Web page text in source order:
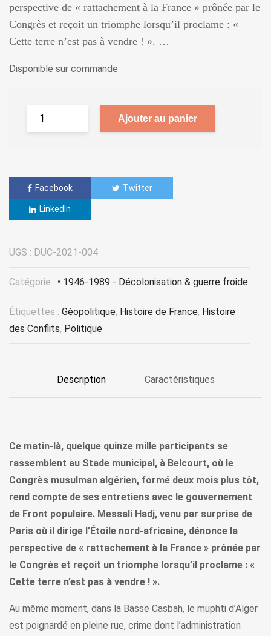
perspective de « rattachement à la France » prônée par le
Congrès et reçoit un triomphe lorsqu’il proclame : «
Cette terre n’est pas à vendre ! ». …
Disponible sur commande
Ajouter au panier
Facebook Twitter
LinkedIn
UGS : DUC-2021-004
Catégorie : • 1946-1989 - Décolonisation & guerre froide
Étiquettes : Géopolitique, Histoire de France, Histoire
des Conflits, Politique
Description Caractéristiques
Ce matin-là, quelque quinze mille participants se
rassemblent au Stade municipal, à Belcourt, où le
Congrès musulman algérien, formé deux mois plus tôt,
rend compte de ses entretiens avec le gouvernement
de Front populaire. Messali Hadj, venu par surprise de
Paris où il dirige l’Étoile nord-africaine, dénonce la
perspective de « rattachement à la France » prônée par
le Congrès et reçoit un triomphe lorsqu’il proclame : «
Cette terre n’est pas à vendre ! ».
Au même moment, dans la Basse Casbah, le muphti d’Alger
est poignardé en pleine rue, crime dont l’administration